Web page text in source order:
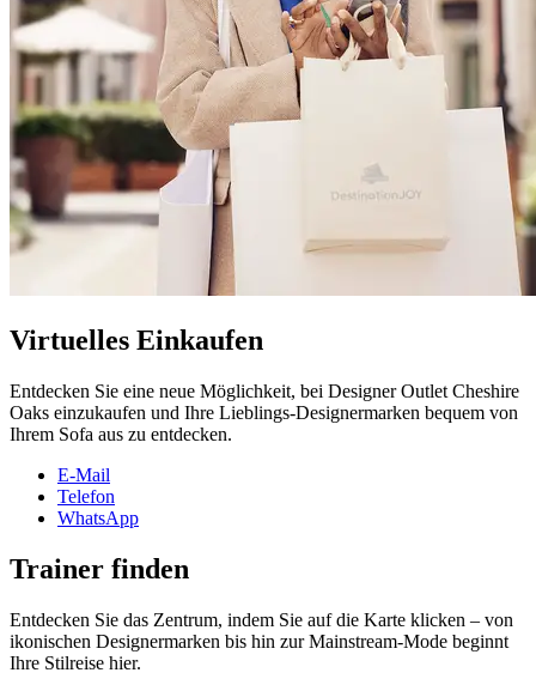
Virtuelles Einkaufen
Entdecken Sie eine neue Möglichkeit, bei Designer Outlet Cheshire
Oaks einzukaufen und Ihre Lieblings-Designermarken bequem von
Ihrem Sofa aus zu entdecken.
E-Mail
Telefon
WhatsApp
Trainer finden
Entdecken Sie das Zentrum, indem Sie auf die Karte klicken – von
ikonischen Designermarken bis hin zur Mainstream-Mode beginnt
Ihre Stilreise hier.